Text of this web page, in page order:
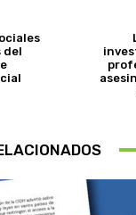
del